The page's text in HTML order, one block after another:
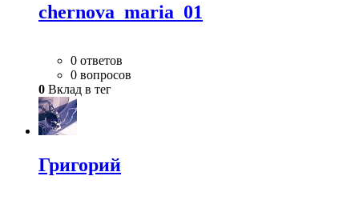
chernova_maria_01
0 ответов
0 вопросов
0 Вклад в тег
Григорий